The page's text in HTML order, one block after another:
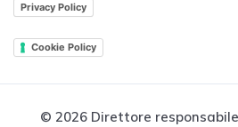
Privacy Policy
Cookie Policy
© 2026 Direttore